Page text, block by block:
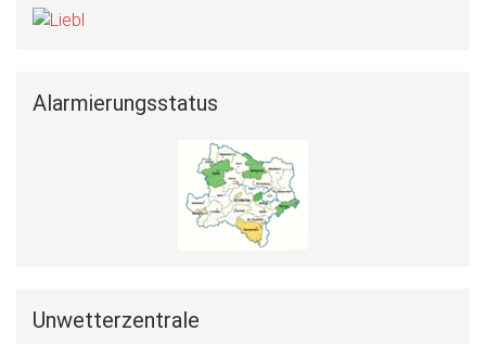
Alarmierungsstatus
Unwetterzentrale